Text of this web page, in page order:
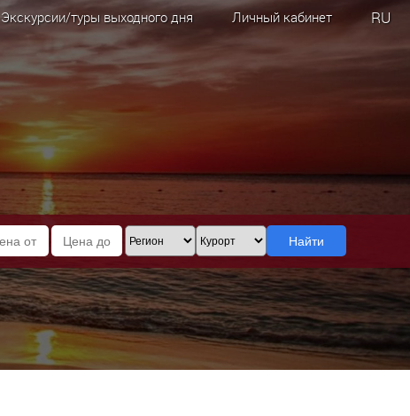
Экскурсии/туры выходного дня Личный кабинет RU
Найти